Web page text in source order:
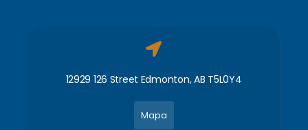
12929 126 Street Edmonton, AB T5L0Y4
Mapa